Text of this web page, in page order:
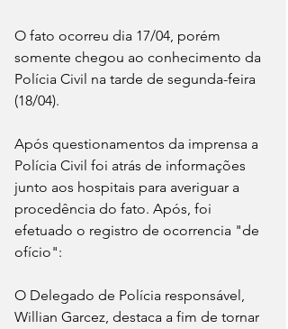
O fato ocorreu dia 17/04, porém
somente chegou ao conhecimento da
Polícia Civil na tarde de segunda-feira
(18/04).
Após questionamentos da imprensa a
Polícia Civil foi atrás de informações
junto aos hospitais para averiguar a
procedência do fato. Após, foi
efetuado o registro de ocorrencia "de
ofício":
O Delegado de Polícia responsável,
Willian Garcez, destaca a fim de tornar